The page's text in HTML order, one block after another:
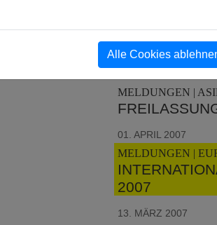
01. SEPTEMBER
MELDUNGEN |
SORGE UM
MELDUNGEN |
01. APRIL 2007
MELDUNGEN |
2007
13. MÄRZ 2007
Alle Cookies